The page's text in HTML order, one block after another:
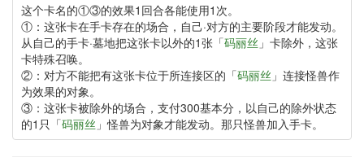
这个卡名的①③的效果1回合各能使用1次。
①：这张卡在手卡存在的场合，自己·对方的主要阶段才能发动。
从自己的手卡·墓地把这张卡以外的1张「码丽丝 」卡除外，这张
卡特殊召唤。
②：对方不能把有这张卡位于所连接区的「码丽丝 」连接怪兽作
为效果的对象。
③：这张卡被除外的场合，支付300基本分，以自己的除外状态
的1只「码丽丝 」怪兽为对象才能发动。那只怪兽加入手卡。